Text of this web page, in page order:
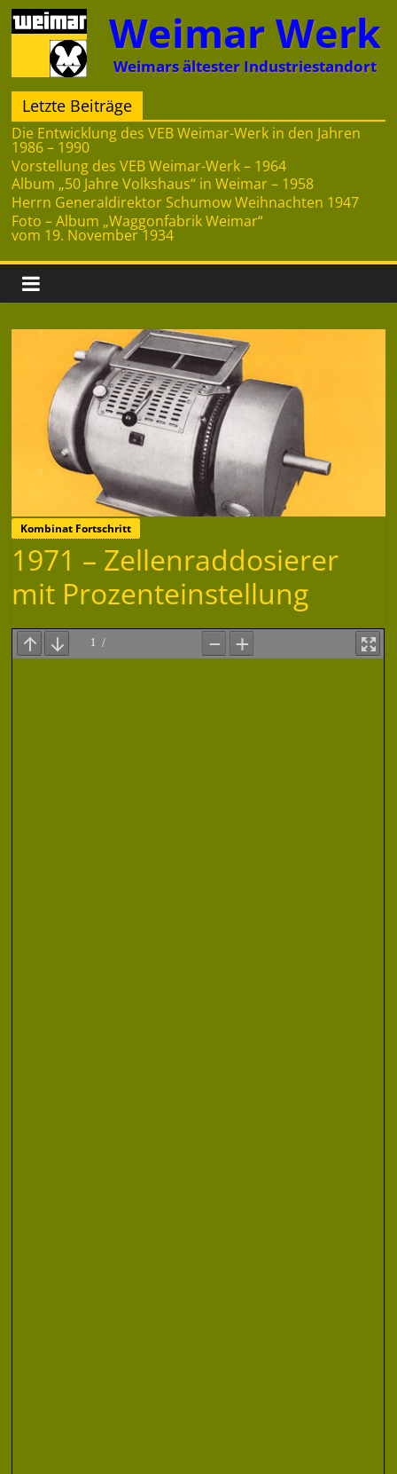
Zum
Inhalt
springen
Weimar Werk
Weimars ältester Industriestandort
Letzte Beiträge
Die Entwicklung des VEB Weimar-Werk in den Jahren
1986 – 1990
Vorstellung des VEB Weimar-Werk – 1964
Album „50 Jahre Volkshaus“ in Weimar – 1958
Herrn Generaldirektor Schumow Weihnachten 1947
Foto – Album „Waggonfabrik Weimar“
vom 19. November 1934
Kombinat Fortschritt
1971 – Zellenraddosierer
mit Prozenteinstellung